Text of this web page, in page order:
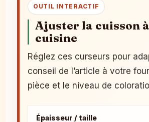
OUTIL INTERACTIF
Ajuster la cuisson
cuisine
Réglez ces curseurs pour
conseil de l’article à votre
pièce et le niveau de
Épaisseur / taille